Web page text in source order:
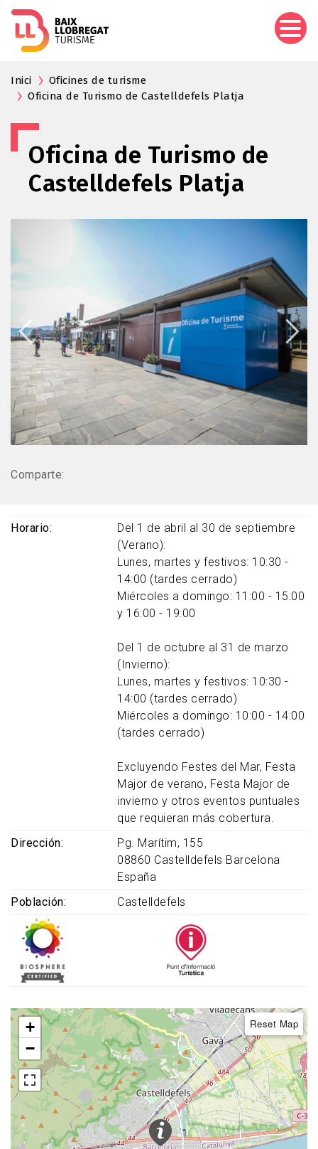
Inici
Oficines de turisme
Oficina de Turismo de Castelldefels Platja
Oficina de Turismo de
Castelldefels Platja
Comparte:
Horario
Del 1 de abril al 30 de septiembre
(Verano):
Lunes, martes y festivos: 10:30 -
14:00 (tardes cerrado)
Miércoles a domingo: 11:00 - 15:00
y 16:00 - 19:00
Del 1 de octubre al 31 de marzo
(Invierno):
Lunes, martes y festivos: 10:30 -
14:00 (tardes cerrado)
Miércoles a domingo: 10:00 - 14:00
(tardes cerrado)
Excluyendo Festes del Mar, Festa
Major de verano, Festa Major de
invierno y otros eventos puntuales
que requieran más cobertura.
Dirección
Pg. Marítim, 155
08860 Castelldefels Barcelona
España
Población
Castelldefels
+
−
Reset Map